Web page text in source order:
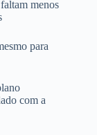
menos
para
com a